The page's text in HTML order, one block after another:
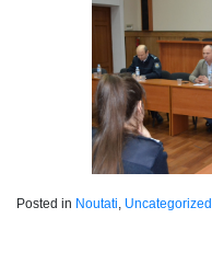
Posted in Noutati, Uncategorized